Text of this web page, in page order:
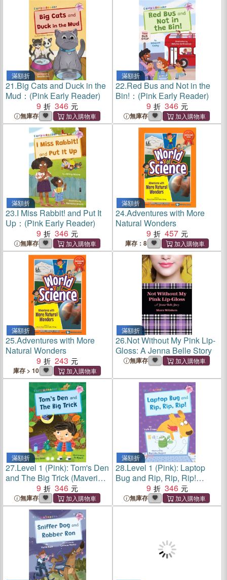
Guitar, Grade Level: 3
Medium
滿額折
21.Big Cats and Duck in the
Mud：(Pink Early Reader)
9
346
無庫存
滿額折
22.Red Bus and Not in the
Bin!：(Pink Early Reader)
9
346
無庫存
滿額折
23.I Miss Rabbit! and Put It
Up：(Pink Early Reader)
9
346
無庫存
滿額折
24.Adventures with More
Natural Wonders
9
457
庫存：8
滿額折
25.Adventures with More
Natural Wonders
9
243
庫存 > 10
滿額折
26.Not Without My Pink Lip-
Gloss: A Jenna Belle Story
無庫存
滿額折
27.Level 1 (Pink): Tom's Den
and The Big Trick (Maverick
Early Reader)
9 346
無庫存
滿額折
28.Level 1 (Pink): Laptop
Bug and Rip, Rip, Rip!
(Maverick Early Reader)
9 346
無庫存